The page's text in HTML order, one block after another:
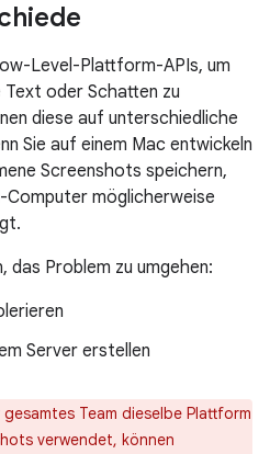
Level-Plattform-APIs, um
oder Schatten zu
diese auf unterschiedliche
Sie auf einem Mac entwickeln
Screenshots speichern,
Computer möglicherweise
das Problem zu umgehen:
Server erstellen
gesamtes Team dieselbe Plattform
verwendet, können